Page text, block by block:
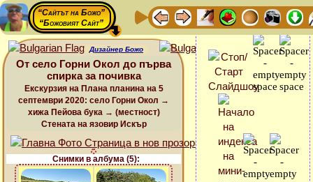
“Сайтът на Божо”
“Божовият Сайт”
Дизайнер Божо
От село Горни Окол до първа
спирка за почивка
Екскурзия на Плана планина на 5
септември 2020: село Горни Окол →
хижа Пейова бука → (местност)
Стената на язовир Искър
Снимки в албума (5):